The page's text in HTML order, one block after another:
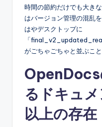
時間の節約だけでも大き
はバージョン管理の混乱
はやデスクトップに
「
がごちゃごちゃと並ぶこと
OpenDocs
るドキュ
以上の存在